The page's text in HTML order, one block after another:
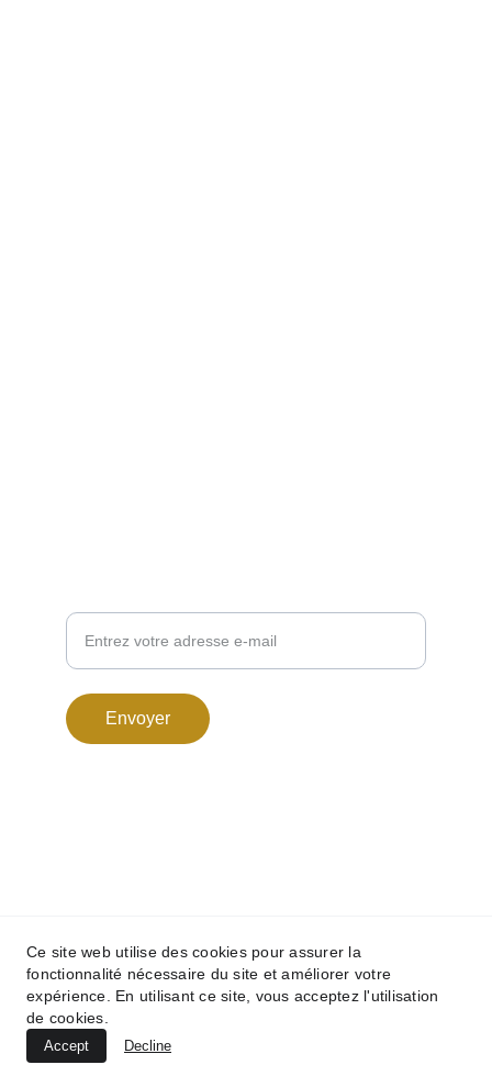
Envoyer
Ce site web utilise des cookies pour assurer la
fonctionnalité nécessaire du site et améliorer votre
expérience. En utilisant ce site, vous acceptez l'utilisation
de cookies.
Accept Decline